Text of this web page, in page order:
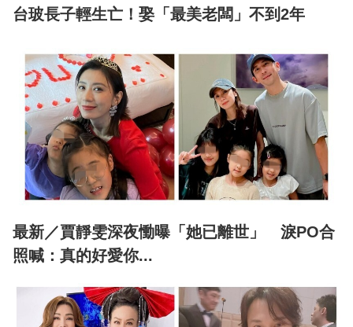
台玻長子輕生亡！娶「最美老闆」不到2年
最新／賈靜雯深夜慟曝「她已離世」 淚PO合
照喊：真的好愛你...